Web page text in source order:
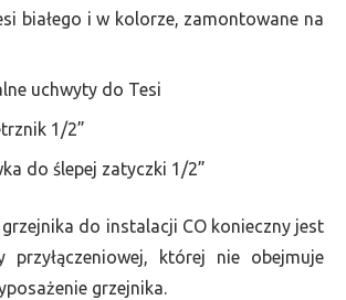
białego i w kolorze, zamontowane na
uchwyty do Tesi
1/2”
do ślepej zatyczki 1/2”
grzejnika do instalacji CO konieczny jest
przyłączeniowej, której nie obejmuje
grzejnika.